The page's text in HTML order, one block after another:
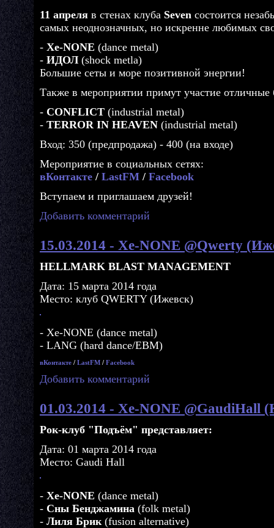
11 апреля в стенах клуба Seven состоится
самых неоднозначных, но искренне любимых
- Xe-NONE (dance metal)
- ИДОЛ (shock metla)
Большие сеты и море позитивной энергии!
Также в мероприятии примут участие отличные
- CONFLICT (industrial metal)
- TERROR IN HEAVEN (industrial metal)
Вход: 350 (предпродажа) - 400 (на входе)
Мероприятие в социальных сетях:
вКонтакте / LastFM / Facebook
Вступаем и приглашаем друзей!
Добавить комментарий
15.03.2014 - Xe-NONE @Qwerty
HELLMARK BLAST MANAGEMENT
Дата: 15 марта 2014 года
Место: клуб QWERTY (Ижевск)
- Xe-NONE (dance metal)
- LANG (hard dance/EBM)
вКонтакте / LastFM / Facebook
Добавить комментарий
01.03.2014 - Xe-NONE @GaudiHall
Рок-клуб "Подъём" представляет:
Дата: 01 марта 2014 года
Место: Gaudi Hall
- Xe-NONE (dance metal)
- Сны Бенджамина (folk metal)
- Лиля Брик (fusion alternative)